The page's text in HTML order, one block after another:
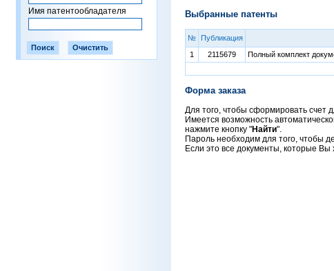
Имя патентообладателя Выбранные патенты
№ Публикация
1
2115679 Полный комплект
Форма заказа
Для того, чтобы сформировать счет
Имеется возможность
нажмите кнопку "Найти".
Пароль необходим для того, чтобы
Если это все документы, которые Вы